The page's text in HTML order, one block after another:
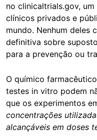
no clinicaltrials.gov,
clínicos privados e
mundo. Nenhum deles
definitiva sobre
para a prevenção ou
O químico
testes in vitro podem
que os experimentos
concentrações
alcançáveis em doses